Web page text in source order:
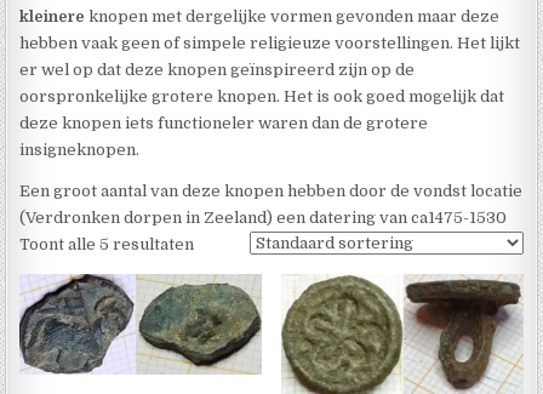
kleinere knopen met dergelijke vormen gevonden maar deze
hebben vaak geen of simpele religieuze voorstellingen. Het lijkt
er wel op dat deze knopen geïnspireerd zijn op de
oorspronkelijke grotere knopen. Het is ook goed mogelijk dat
deze knopen iets functioneler waren dan de grotere
insigneknopen.
Een groot aantal van deze knopen hebben door de vondst locatie
(Verdronken dorpen in Zeeland) een datering van ca1475-1530
Toont alle 5 resultaten